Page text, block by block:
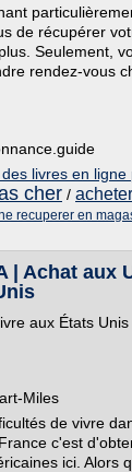
de récupérer
Seulement,
rendez-vous
livres en ligne
cher /
recuperer en
| Achat aux
aux États Unis
Miles
de vivre
c'est
ici. Alors